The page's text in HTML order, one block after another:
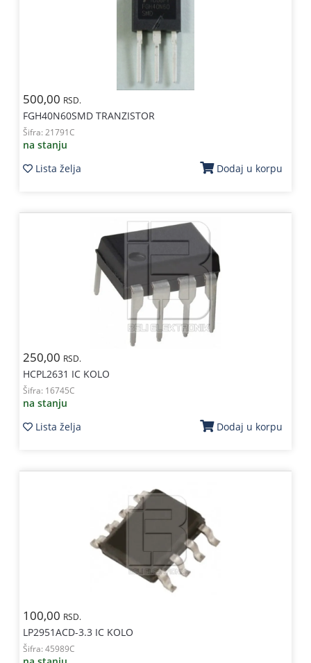
500,00 RSD.
FGH40N60SMD TRANZISTOR
Šifra: 21791C
na stanju
Lista želja
Dodaj u korpu
250,00 RSD.
HCPL2631 IC KOLO
Šifra: 16745C
na stanju
Lista želja
Dodaj u korpu
100,00 RSD.
LP2951ACD-3.3 IC KOLO
Šifra: 45989C